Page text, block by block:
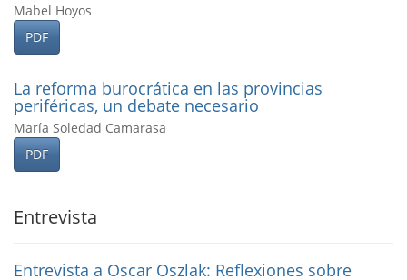
Mabel Hoyos
PDF
La reforma burocrática en las provincias
periféricas, un debate necesario
María Soledad Camarasa
PDF
Entrevista
Entrevista a Oscar Oszlak: Reflexiones sobre